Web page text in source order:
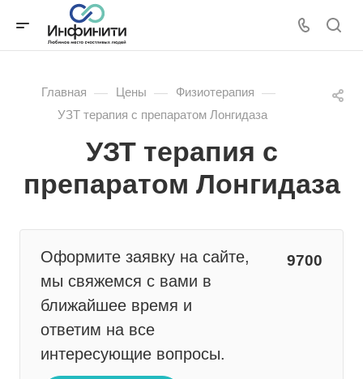
Главная — Цены — Физиотерапия —
УЗТ терапия с препаратом Лонгидаза
УЗТ терапия с
препаратом Лонгидаза
Оформите заявку на сайте,
мы свяжемся с вами в
ближайшее время и
ответим на все
интересующие вопросы.
9700